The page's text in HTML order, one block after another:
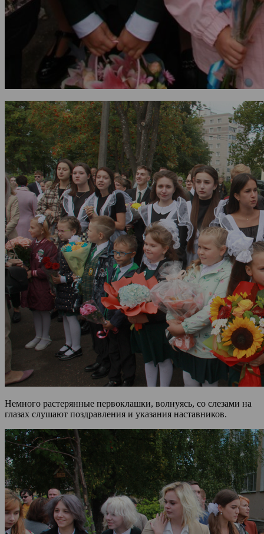
Немного растерянные первоклашки, волнуясь, со слезами на
глазах слушают поздравления и указания наставников.